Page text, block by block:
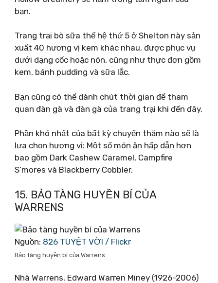
bạn.
Trang trại bò sữa thế hệ thứ 5 ở Shelton này sản
xuất 40 hương vị kem khác nhau, được phục vụ
dưới dạng cốc hoặc nón, cũng như thực đơn gồm
kem, bánh pudding và sữa lắc.
Bạn cũng có thể dành chút thời gian để tham
quan đàn gà và đàn gà của trang trại khi đến đây.
Phần khó nhất của bất kỳ chuyến thăm nào sẽ là
lựa chọn hương vị: Một số món ăn hấp dẫn hơn
bao gồm Dark Cashew Caramel, Campfire
S’mores và Blackberry Cobbler.
15. BẢO TÀNG HUYỀN BÍ CỦA
WARRENS
Nguồn: 826 TUYỆT VỜI / Flickr
Bảo tàng huyền bí của Warrens
Nhà Warrens, Edward Warren Miney (1926-2006)